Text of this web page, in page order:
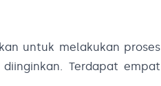
untuk melakukan proses
Terdapat empat